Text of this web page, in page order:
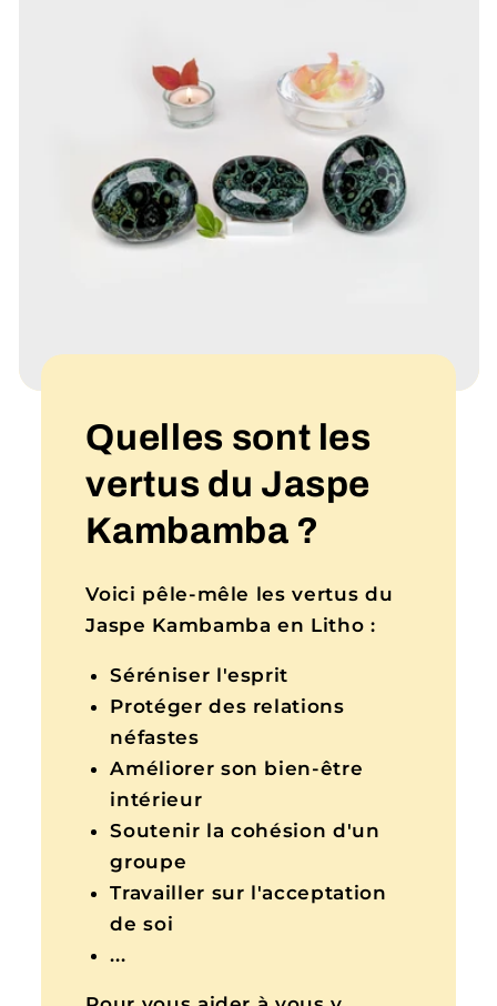
Quelles sont les
vertus du Jaspe
Kambamba ?
Voici pêle-mêle les vertus du
Jaspe Kambamba en Litho :
Séréniser l'esprit
Protéger des relations
néfastes
Améliorer son bien-être
intérieur
Soutenir la cohésion d'un
groupe
Travailler sur l'acceptation
de soi
...